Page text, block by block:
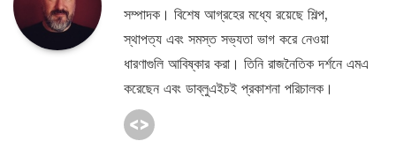
সম্পাদক। বিশেষ আগ্রহের মধ্যে রয়েছে শিল্প,
স্থাপত্য এবং সমস্ত সভ্যতা ভাগ করে নেওয়া
ধারণাগুলি আবিষ্কার করা। তিনি রাজনৈতিক দর্শনে এমএ
করেছেন এবং ডাব্লুএইচই প্রকাশনা পরিচালক।